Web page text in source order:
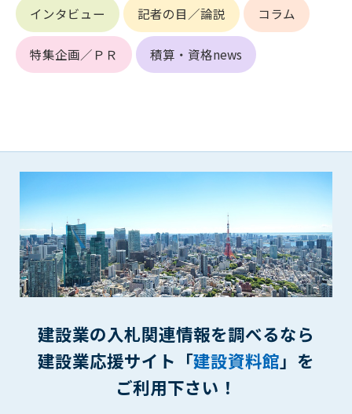
インタビュー 記者の目／論説 コラム
特集企画／ＰＲ 積算・資格news
建設業の入札関連情報を調べるなら
建設業応援サイト「建設資料館」を
ご利用下さい！
(3) 会員申し込みの際、申告事項に虚偽があった場合
(4) 会員申込者が管理者所定の手続き通りに会員申込手続き処
理を行わなかった場合
(5) その他管理者が会員とすることを不適当と判断した場合
第5条（IDおよびパスワードの管理）
1. 会員は申込の際に管理者が発行したIDおよびパスワードの使
用および管理について責任を負うものとします。
2. 会員は、自己のIDおよびパスワードを、貸与、譲渡、売買、
その他形態を問わず、第三者に利用させることはできませ
ん。
3. 会員は、IDおよびパスワードの管理不十分、使用上の過誤、
第三者（他の会員を含む）の使用等による損害について責任
を負うものとし、管理者は一切責任を負いません。
第6条（会員の禁止事項）
1. 会員は建設資料館WEB上で以下の行為をしないものとしま
す。
(1) 第三者または管理者の著作権、その他知的所有権を侵害す